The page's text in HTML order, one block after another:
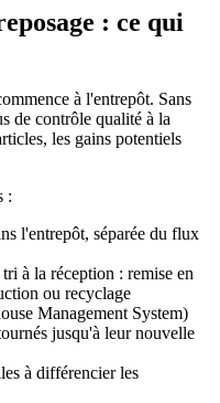
: ce qui
à l'entrepôt. Sans
de contrôle qualité à la
les gains potentiels
:
l'entrepôt, séparée du flux
à la réception : remise en
ou recyclage
Management System)
jusqu'à leur nouvelle
à différencier les